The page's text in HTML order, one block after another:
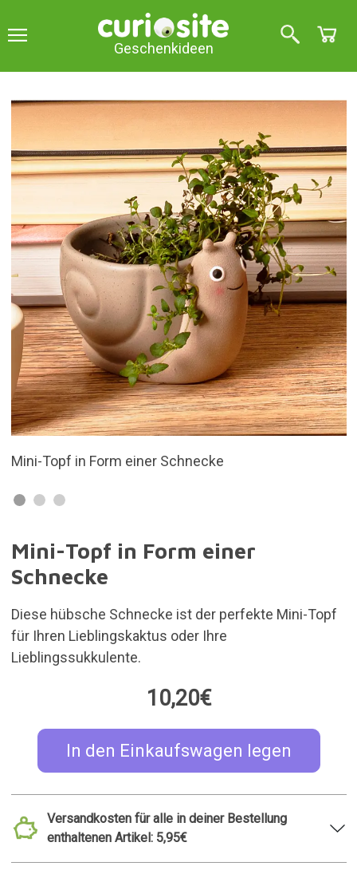
Geschenkideen
Hergestellt aus Steingut und handbemalt.
Mini-Topf in Form einer
Schnecke
Diese hübsche Schnecke ist der perfekte Mini-Topf
für Ihren Lieblingskaktus oder Ihre
Lieblingssukkulente.
10,20€
In den Einkaufswagen legen
Versandkosten für alle in deiner Bestellung
enthaltenen Artikel: 5,95€